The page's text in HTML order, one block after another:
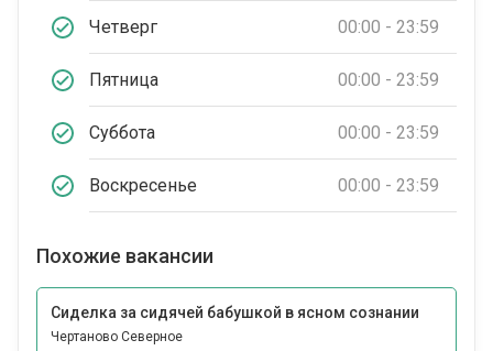
Четверг 00:00 - 23:59
Пятница 00:00 - 23:59
Суббота 00:00 - 23:59
Воскресенье 00:00 - 23:59
Похожие вакансии
Сиделка за сидячей бабушкой в ясном сознании
Чертаново Северное